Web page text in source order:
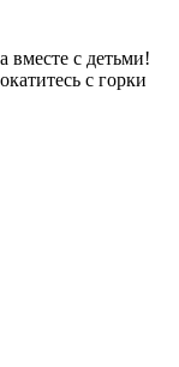
вместе с детьми!
с горки